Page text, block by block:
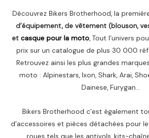
Découvrez Bikers Brotherhood, la
d’équipement, de vêtement (blouson,
et casque pour la moto, Tout l’univers
prix sur un catalogue de plus 30 000
Retrouvez ainsi les plus grandes
moto : Alpinestars, Ixon, Shark, Arai,
Dainese, Furygan…
Bikers Brotherhood c’est également
d’accessoires et pièces détachées pour
roues tels que les antivols, kits-